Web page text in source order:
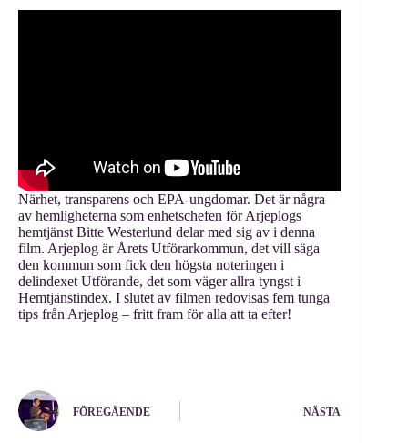
Närhet, transparens och EPA-ungdomar. Det är några
av hemligheterna som enhetschefen för Arjeplogs
hemtjänst Bitte Westerlund delar med sig av i denna
film. Arjeplog är Årets Utförarkommun, det vill säga
den kommun som fick den högsta noteringen i
delindexet Utförande, det som väger allra tyngst i
Hemtjänstindex. I slutet av filmen redovisas fem tunga
tips från Arjeplog – fritt fram för alla att ta efter!
FÖREGÅENDE NÄSTA